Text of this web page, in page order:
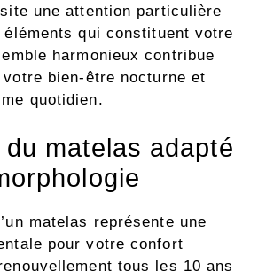
une attention particulière
qui constituent votre
harmonieux contribue
bien-être nocturne et
quotidien.
matelas adapté
matelas représente une
pour votre confort
tous les 10 ans